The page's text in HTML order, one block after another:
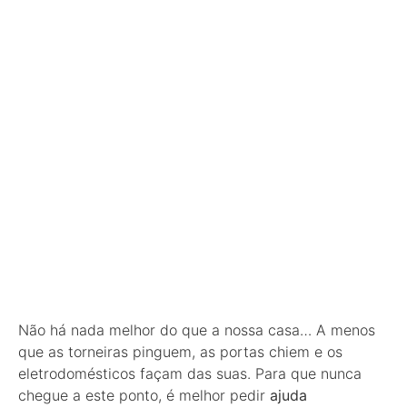
Não há nada melhor do que a nossa casa… A menos
que as torneiras pinguem, as portas chiem e os
eletrodomésticos façam das suas. Para que nunca
chegue a este ponto, é melhor pedir ajuda